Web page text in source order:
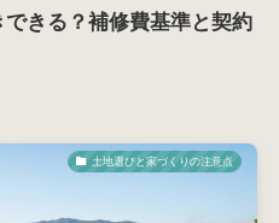
きる？補修費基準と契約
土地選びと家づくりの注意点